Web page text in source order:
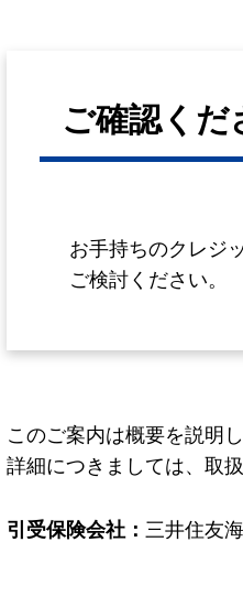
ご確認くだ
お手持ちのクレジ
ご検討ください。
このご案内は概要を説明
詳細につきましては、取
引受保険会社： 三井住友